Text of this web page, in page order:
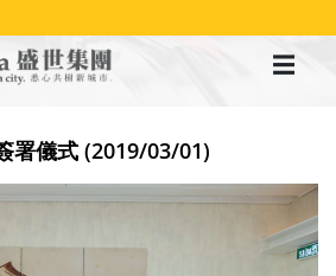
署儀式 (2019/03/01)